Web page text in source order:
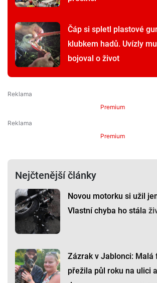
Čáp si spletl plastové
klubkem hadů. Uvízly
bojoval o život
Premium
Premium
Nejčtenější články
Novou motorku si užil
Vlastní chyba ho stála
Zázrak v Jablonci: Malá
přežila půl roku na ulici